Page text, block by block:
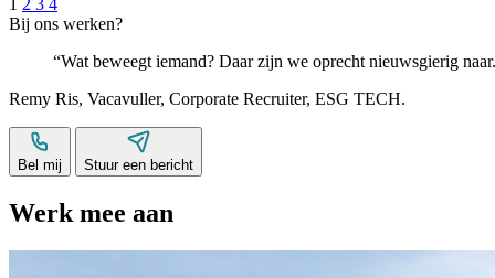
2 3 4
Bij ons werken?
Wat beweegt iemand? Daar zijn we oprecht nieuwsgierig naar.
Remy Ris, Vacavuller, Corporate Recruiter, ESG TECH.
Bel mij Stuur een bericht
Werk mee aan